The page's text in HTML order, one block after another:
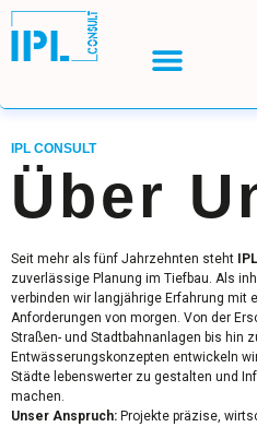
IPL CONSULT
Über
Seit mehr als fünf Jahrzehnten steht
zuverlässige Planung im Tiefbau. Als
verbinden wir langjährige Erfahrung mit
Anforderungen von morgen. Von der
Straßen- und Stadtbahnanlagen bis hin
Entwässerungskonzepten entwickeln
Städte lebenswerter zu gestalten und
machen.
Unser Anspruch: Projekte präzise,